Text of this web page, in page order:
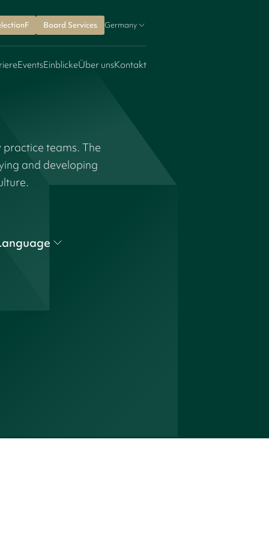
Board Services Germany
EventsEinblickeÜber unsKontakt
teams. The
and developing